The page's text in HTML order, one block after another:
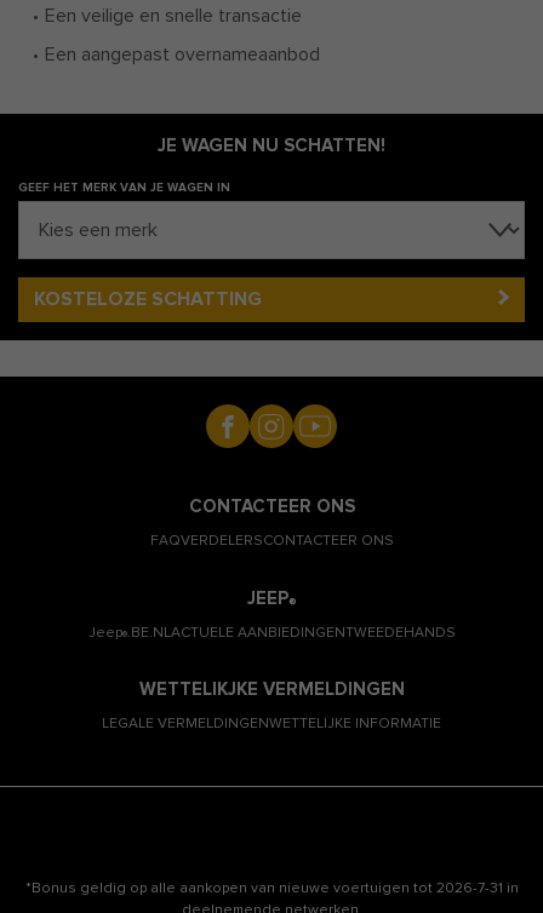
Een veilige en snelle transactie
Een aangepast overnameaanbod
JE WAGEN NU SCHATTEN!
GEEF HET MERK VAN JE WAGEN IN
KOSTELOZE SCHATTING
CONTACTEER ONS
FAQVERDELERSCONTACTEER ONS
JEEP®
Jeep®.BE.NLACTUELE AANBIEDINGENTWEEDEHANDS
WETTELIKJKE VERMELDINGEN
LEGALE VERMELDINGENWETTELIJKE INFORMATIE
*Bonus geldig op alle aankopen van nieuwe voertuigen tot 2026-7-31 in